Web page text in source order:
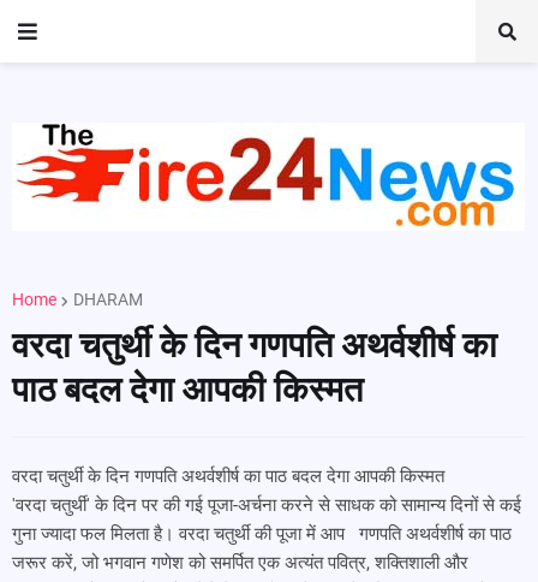
Home DHARAM
वरदा चतुर्थी के दिन गणपति अथर्वशीर्ष का
पाठ बदल देगा आपकी किस्मत
वरदा चतुर्थी के दिन गणपति अथर्वशीर्ष का पाठ बदल देगा आपकी किस्मत
'वरदा चतुर्थी' के दिन पर की गई पूजा-अर्चना करने से साधक को सामान्य दिनों से कई
गुना ज्यादा फल मिलता है। वरदा चतुर्थी की पूजा में आप गणपति अथर्वशीर्ष का पाठ
जरूर करें, जो भगवान गणेश को समर्पित एक अत्यंत पवित्र, शक्तिशाली और